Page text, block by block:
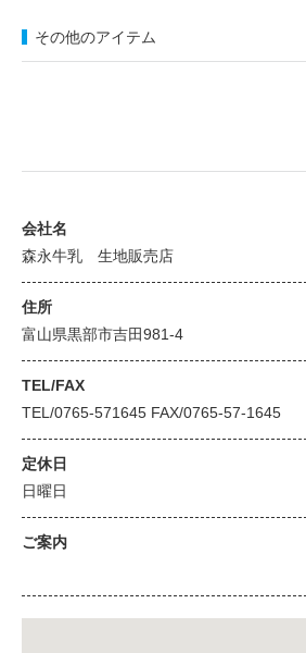
その他のアイテム
会社名
森永牛乳 生地販売店
住所
富山県黒部市吉田981-4
TEL/FAX
TEL/0765-571645 FAX/0765-57-1645
定休日
日曜日
ご案内